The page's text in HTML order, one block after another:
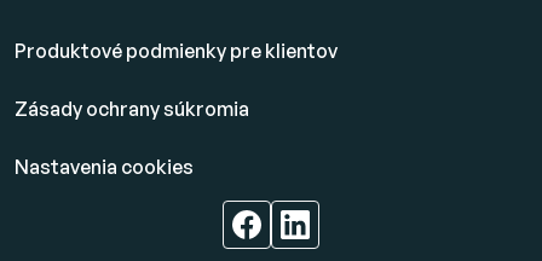
Produktové podmienky pre klientov
Zásady ochrany súkromia
Nastavenia cookies